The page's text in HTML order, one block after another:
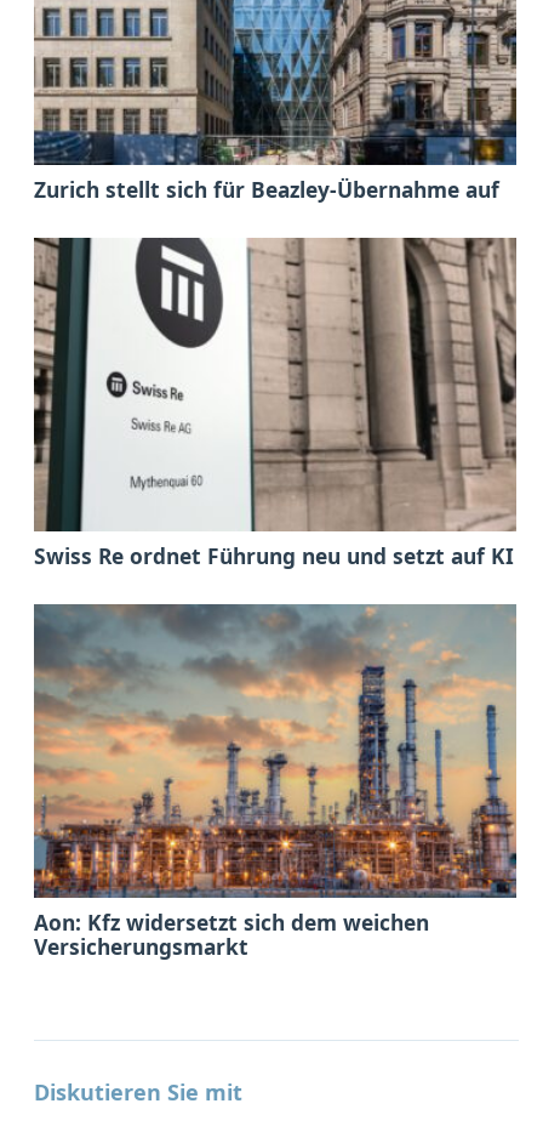
Zurich stellt sich für Beazley-Übernahme auf
Swiss Re ordnet Führung neu und setzt auf KI
Aon: Kfz widersetzt sich dem weichen
Versicherungsmarkt
Diskutieren Sie mit